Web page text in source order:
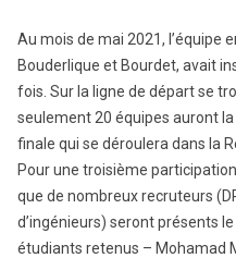
Au mois de mai 2021, l’équipe
Bouderlique et Bourdet, avait
fois. Sur la ligne de départ se
seulement 20 équipes auront
finale qui se déroulera dans la
Pour une troisième
que de nombreux recruteurs
d’ingénieurs) seront présents
étudiants retenus – Mohamad